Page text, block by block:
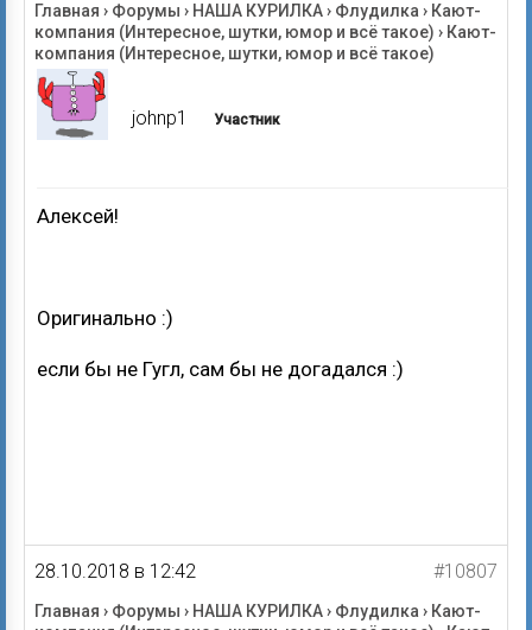
Главная › Форумы › НАША КУРИЛКА› Флудилка› Кают-
компания (Интересное, шутки, юмор и всё такое) › Кают-
компания (Интересное, шутки, юмор и всё такое)
johnp1 Участник
Алексей!
Оригинально :)
если бы не Гугл, сам бы не догадался :)
28.10.2018 в 12:42 #10807
Главная › Форумы › НАША КУРИЛКА› Флудилка› Кают-